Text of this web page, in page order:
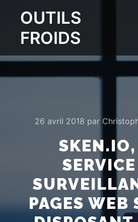
OUTILS
FROIDS
26 avril 2018 par
PAGES WEB